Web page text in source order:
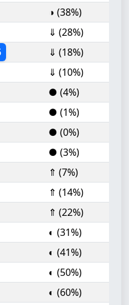
◑ (38%)
⇓ (28%)
⇓ (18%)
⇓ (10%)
● (4%)
● (1%)
● (0%)
● (3%)
⇑ (7%)
⇑ (14%)
⇑ (22%)
◐ (31%)
◐ (41%)
◐ (50%)
◐ (60%)